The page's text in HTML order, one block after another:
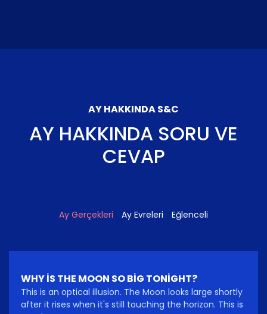
AY HAKKINDA S&C
AY HAKKINDA SORU VE
CEVAP
Ay Gerçekleri Ay Evreleri Eğlenceli
WHY IS THE MOON SO BIG TONIGHT?
This is an optical illusion. The Moon looks large shortly
after it rises when it's still touching the horizon. This is